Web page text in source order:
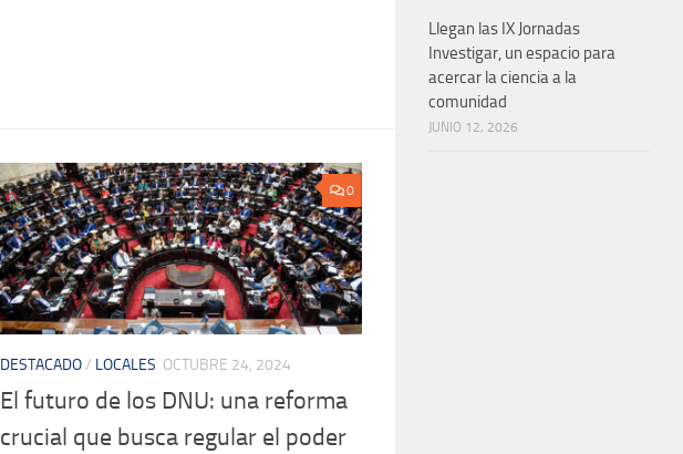
0
DESTACADO/ LOCALES OCTUBRE 24, 2024
El futuro de los DNU: una reforma
crucial que busca regular el poder
Llegan las IX Jornadas
Investigar, un espacio para
acercar la ciencia a la
comunidad
JUNIO 12, 2026